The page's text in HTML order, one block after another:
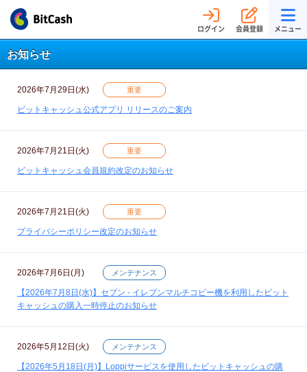
ログイン 会員登録 メニュー
お知らせ
2026年7月29日(水) 重要
ビットキャッシュ公式アプリ リリースのご案内
2026年7月21日(火) 重要
ビットキャッシュ会員規約改定のお知らせ
2026年7月21日(火) 重要
プライバシーポリシー改定のお知らせ
2026年7月6日(月) メンテナンス
【2026年7月8日(水)】セブン - イレブンマルチコピー機を利用したビット
キャッシュの購入一時停止のお知らせ
2026年5月12日(火) メンテナンス
【2026年5月18日(月)】Loppiサービスを使用したビットキャッシュの購